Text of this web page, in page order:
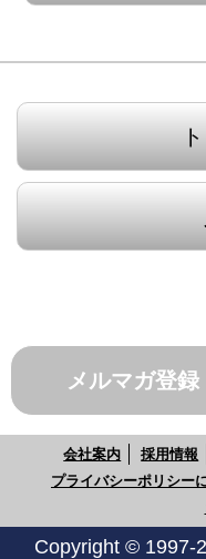
メルマガ登録
会社案内 採用情報
プライバシーポリシー
Copyright © 1997-